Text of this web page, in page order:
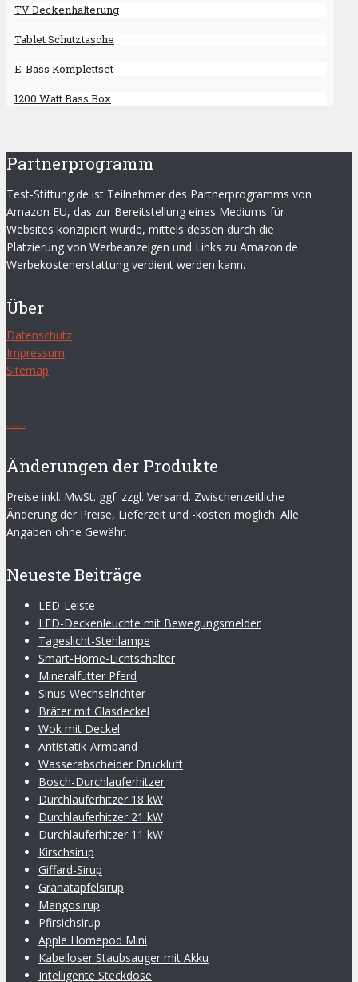
TV Deckenhalterung
Tablet Schutztasche
E-Bass Komplettset
1200 Watt Bass Box
Partnerprogramm
Test-Stiftung.de ist Teilnehmer des Partnerprogramms von
Amazon EU, das zur Bereitstellung eines Mediums für
Websites konzipiert wurde, mittels dessen durch die
Platzierung von Werbeanzeigen und Links zu Amazon.de
Werbekostenerstattung verdient werden kann.
Über
Datenschutz
Impressum
Sitemap
........
Änderungen der Produkte
Preise inkl. MwSt. ggf. zzgl. Versand. Zwischenzeitliche
Änderung der Preise, Lieferzeit und -kosten möglich. Alle
Angaben ohne Gewähr.
Neueste Beiträge
LED-Leiste
LED-Deckenleuchte mit Bewegungsmelder
Tageslicht-Stehlampe
Smart-Home-Lichtschalter
Mineralfutter Pferd
Sinus-Wechselrichter
Bräter mit Glasdeckel
Wok mit Deckel
Antistatik-Armband
Wasserabscheider Druckluft
Bosch-Durchlauferhitzer
Durchlauferhitzer 18 kW
Durchlauferhitzer 21 kW
Durchlauferhitzer 11 kW
Kirschsirup
Giffard-Sirup
Granatapfelsirup
Mangosirup
Pfirsichsirup
Apple Homepod Mini
Kabelloser Staubsauger mit Akku
Intelligente Steckdose